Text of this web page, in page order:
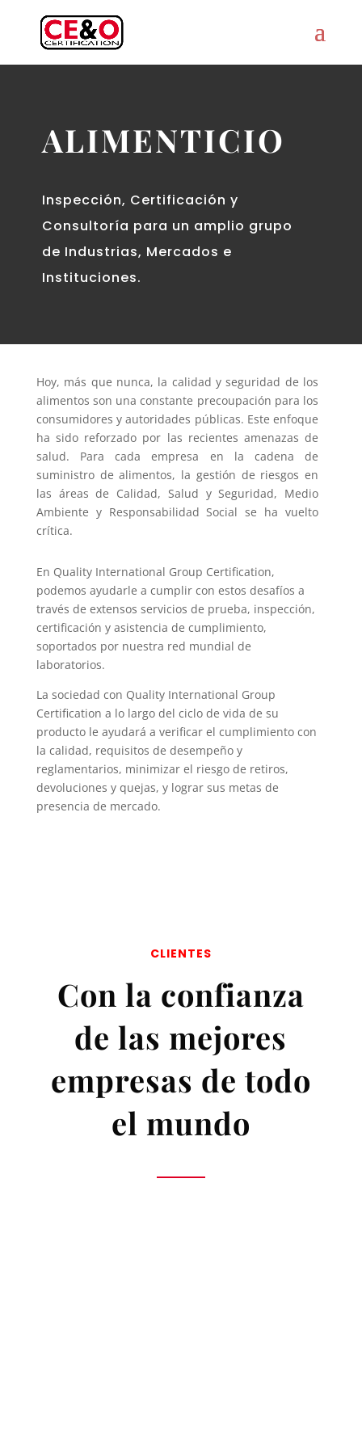
ALIMENTICIO
Inspección, Certificación y
Consultoría para un amplio grupo
de Industrias, Mercados e
Instituciones.
Hoy, más que nunca, la calidad y seguridad de los
alimentos son una constante precoupación para los
consumidores y autoridades públicas. Este enfoque
ha sido reforzado por las recientes amenazas de
salud. Para cada empresa en la cadena de
suministro de alimentos, la gestión de riesgos en
las áreas de Calidad, Salud y Seguridad, Medio
Ambiente y Responsabilidad Social se ha vuelto
crítica.
En Quality International Group Certification,
podemos ayudarle a cumplir con estos desafíos a
través de extensos servicios de prueba, inspección,
certificación y asistencia de cumplimiento,
soportados por nuestra red mundial de
laboratorios.
La sociedad con Quality International Group
Certification a lo largo del ciclo de vida de su
producto le ayudará a verificar el cumplimiento con
la calidad, requisitos de desempeño y
reglamentarios, minimizar el riesgo de retiros,
devoluciones y quejas, y lograr sus metas de
presencia de mercado.
CLIENTES
Con la confianza
de las mejores
empresas de todo
el mundo